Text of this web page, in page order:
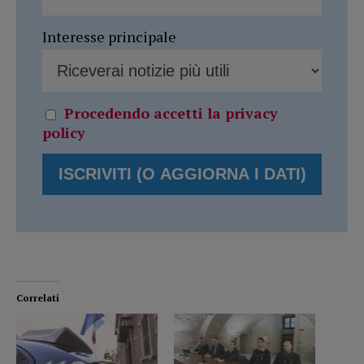
Interesse principale
Procedendo accetti la privacy
policy
Correlati